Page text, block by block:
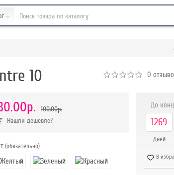
10 0
100.00р.
Нашли дешевле?
(обязательно)
До
1269
Дней
В